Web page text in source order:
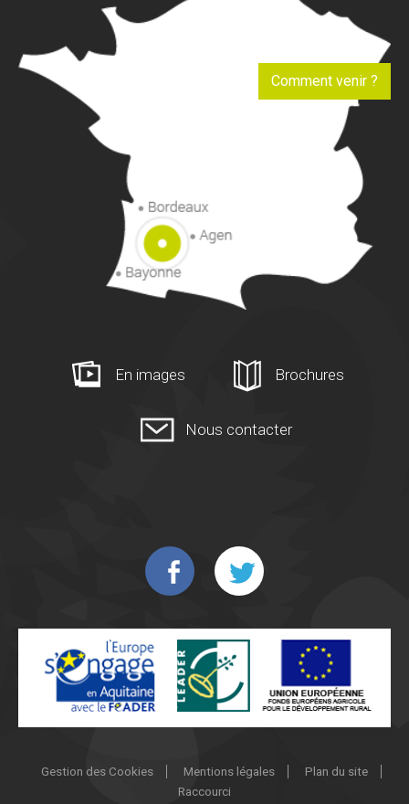
Comment venir ?
En images Brochures
Nous contacter
Gestion des Cookies Mentions légales
Plan du site
Raccourci